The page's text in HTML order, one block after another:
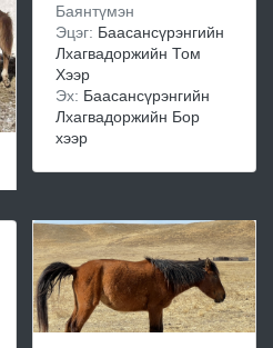
Баянтүмэн
Эцэг: Баасансүрэнгийн
Лхагвадоржийн Том
Хээр
Эх: Баасансүрэнгийн
Лхагвадоржийн Бор
хээр